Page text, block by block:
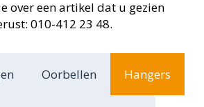
over een artikel dat u gezien
010-412 23 48.
Oorbellen Hangers